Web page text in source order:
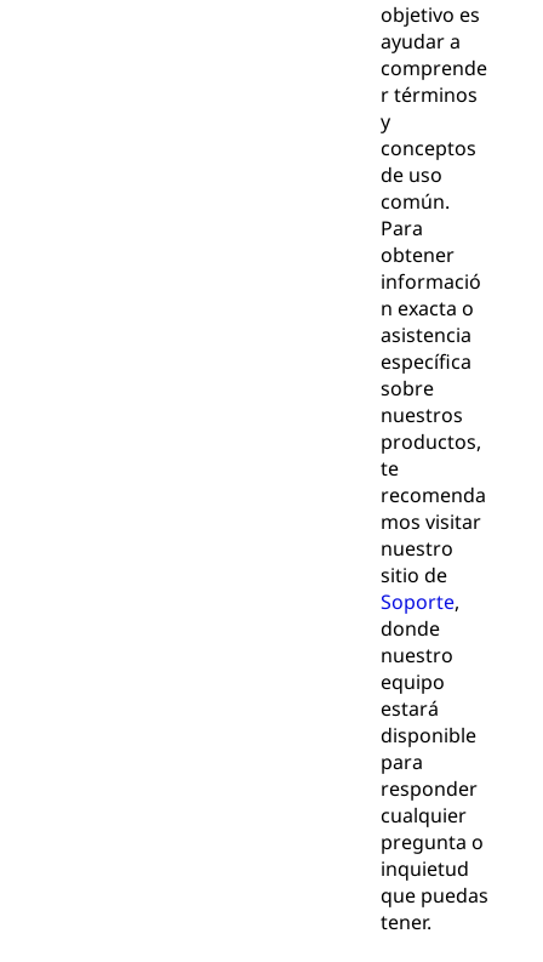
objetivo es
ayudar a
comprende
r términos
y
conceptos
de uso
común.
Para
obtener
informació
n exacta o
asistencia
específica
sobre
nuestros
productos,
te
recomenda
mos visitar
nuestro
sitio de
Soporte,
donde
nuestro
equipo
estará
disponible
para
responder
cualquier
pregunta o
inquietud
que puedas
tener.